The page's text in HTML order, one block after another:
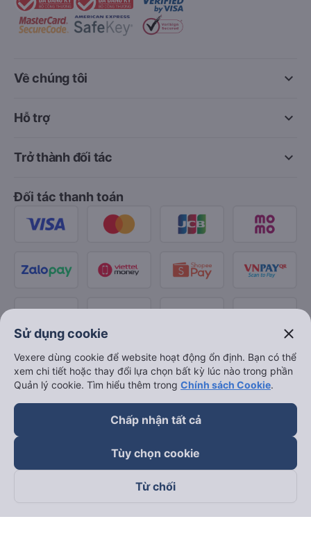
keyboard_arrow_down
Về chúng tôi
keyboard_arrow_down
Hỗ trợ
keyboard_arrow_down
Trở thành đối tác
Đối tác thanh toán
Theo dõi chúng tôi trên
Sử dụng cookie close
Vexere dùng cookie để website hoạt động ổn định. Bạn có thể
xem chi tiết hoặc thay đổi lựa chọn bất kỳ lúc nào trong phần
Quản lý cookie. Tìm hiểu thêm trong Chính sách Cookie.
Chấp nhận tất cả
Tùy chọn cookie
Từ chối